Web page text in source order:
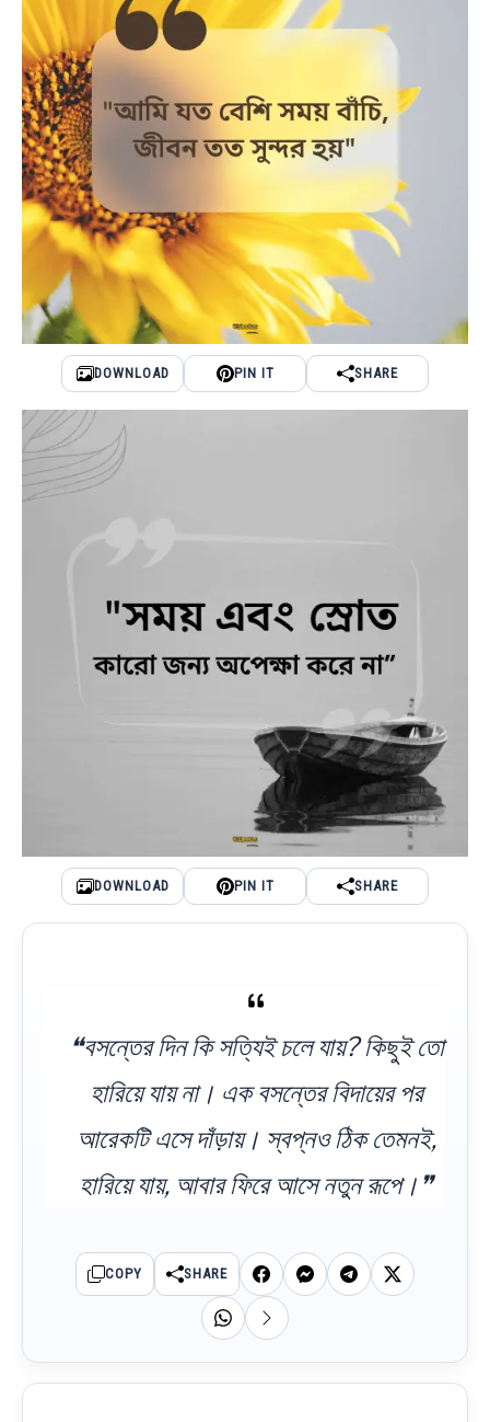
DOWNLOAD PIN IT SHARE
DOWNLOAD PIN IT SHARE
❝বসন্তের দিন কি সত্যিই চলে যায়? কিছুই তো
হারিয়ে যায় না। এক বসন্তের বিদায়ের পর
আরেকটি এসে দাঁড়ায়। স্বপ্নও ঠিক তেমনই,
হারিয়ে যায়, আবার ফিরে আসে নতুন রূপে।❞
COPY SHARE